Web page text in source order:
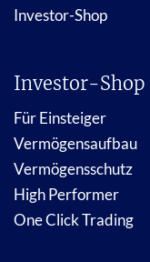
Investor-Shop
Investor-Shop
Für Einsteiger
Vermögensaufbau
Vermögensschutz
High Performer
One Click Trading